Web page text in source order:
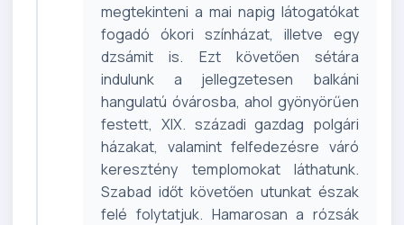
megtekinteni a mai napig látogatókat
fogadó ókori színházat, illetve egy
dzsámit is. Ezt követően sétára
indulunk a jellegzetesen balkáni
hangulatú óvárosba, ahol gyönyörűen
festett, XIX. századi gazdag polgári
házakat, valamint felfedezésre váró
keresztény templomokat láthatunk.
Szabad időt követően utunkat észak
felé folytatjuk. Hamarosan a rózsák